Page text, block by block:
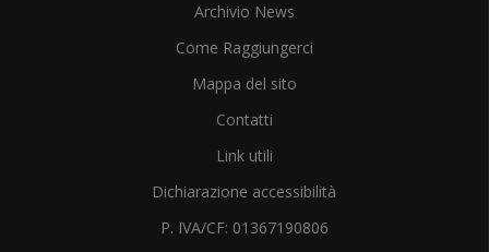
Archivio News
Come Raggiungerci
Mappa del sito
Contatti
Link utili
Dichiarazione accessibilità
P. IVA/CF: 01367190806